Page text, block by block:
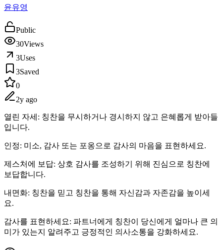
윤유영
Public
30Views
3Uses
3Saved
0
2y ago
열린 자세: 칭찬을 무시하거나 경시하지 않고 은혜롭게 받아들
입니다.
인정: 미소, 감사 또는 포옹으로 감사의 마음을 표현하세요.
제스처에 보답: 상호 감사를 조성하기 위해 진심으로 칭찬에
보답합니다.
내면화: 칭찬을 믿고 칭찬을 통해 자신감과 자존감을 높이세
요.
감사를 표현하세요: 파트너에게 칭찬이 당신에게 얼마나 큰 의
미가 있는지 알려주고 긍정적인 의사소통을 강화하세요.